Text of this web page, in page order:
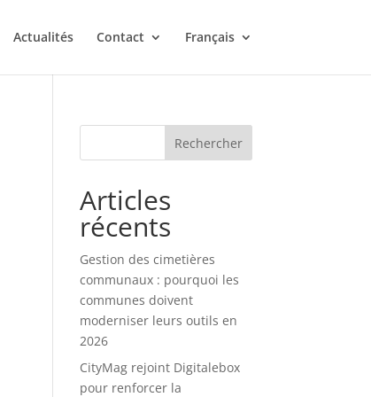
Actualités Contact Français
Rechercher
Articles
récents
Gestion des cimetières
communaux : pourquoi les
communes doivent
moderniser leurs outils en
2026
CityMag rejoint Digitalebox
pour renforcer la